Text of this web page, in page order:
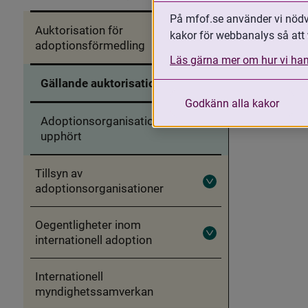
arbete
med
internationella
Auktorisation för
adoptionsförmedling
Auktorisation
Gällande auktorisationer
Adoptionsorganisationer som
upphört
Tillsyn av
adoptionsorganisationer
Fäll
Tillsyn
adoptionsorganisationer
Oegentligheter inom
internationell adoption
Fäll
Oegentligheter
Internationell
myndighetssamverkan
På mfof.se använder vi
kakor för webbanalys så
Läs gärna mer om hur vi
Godkänn alla kakor